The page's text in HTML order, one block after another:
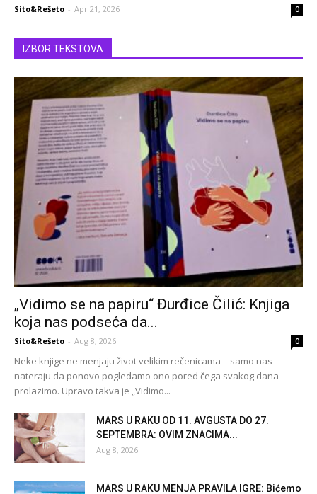
Sito&Rešeto - Apr 21, 2026 0
IZBOR TEKSTOVA
„Vidimo se na papiru“ Đurđice Čilić: Knjiga
koja nas podseća da...
Sito&Rešeto - Aug 8, 2026 0
Neke knjige ne menjaju život velikim rečenicama – samo nas
nateraju da ponovo pogledamo ono pored čega svakog dana
prolazimo. Upravo takva je „Vidimo...
MARS U RAKU OD 11. AVGUSTA DO 27.
SEPTEMBRA: OVIM ZNACIMA...
Aug 8, 2026
MARS U RAKU MENJA PRAVILA IGRE: Bićemo